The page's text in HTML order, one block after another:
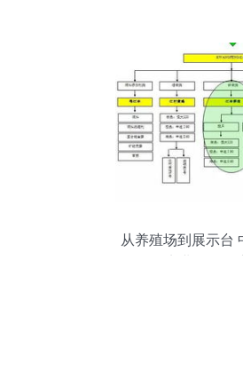
从养殖场到展示台